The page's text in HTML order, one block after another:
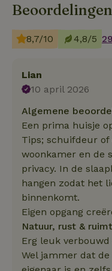
Beoordelingen
8,7/10 4,8/5
Lian
10 april 2026
Algemene
Een prima huisje
Tips; schuifdeur
woonkamer en de
privacy. In de
hangen zodat het
binnenkomt.
Eigen opgang
Natuur, rust &
Erg leuk
Wel jammer dat